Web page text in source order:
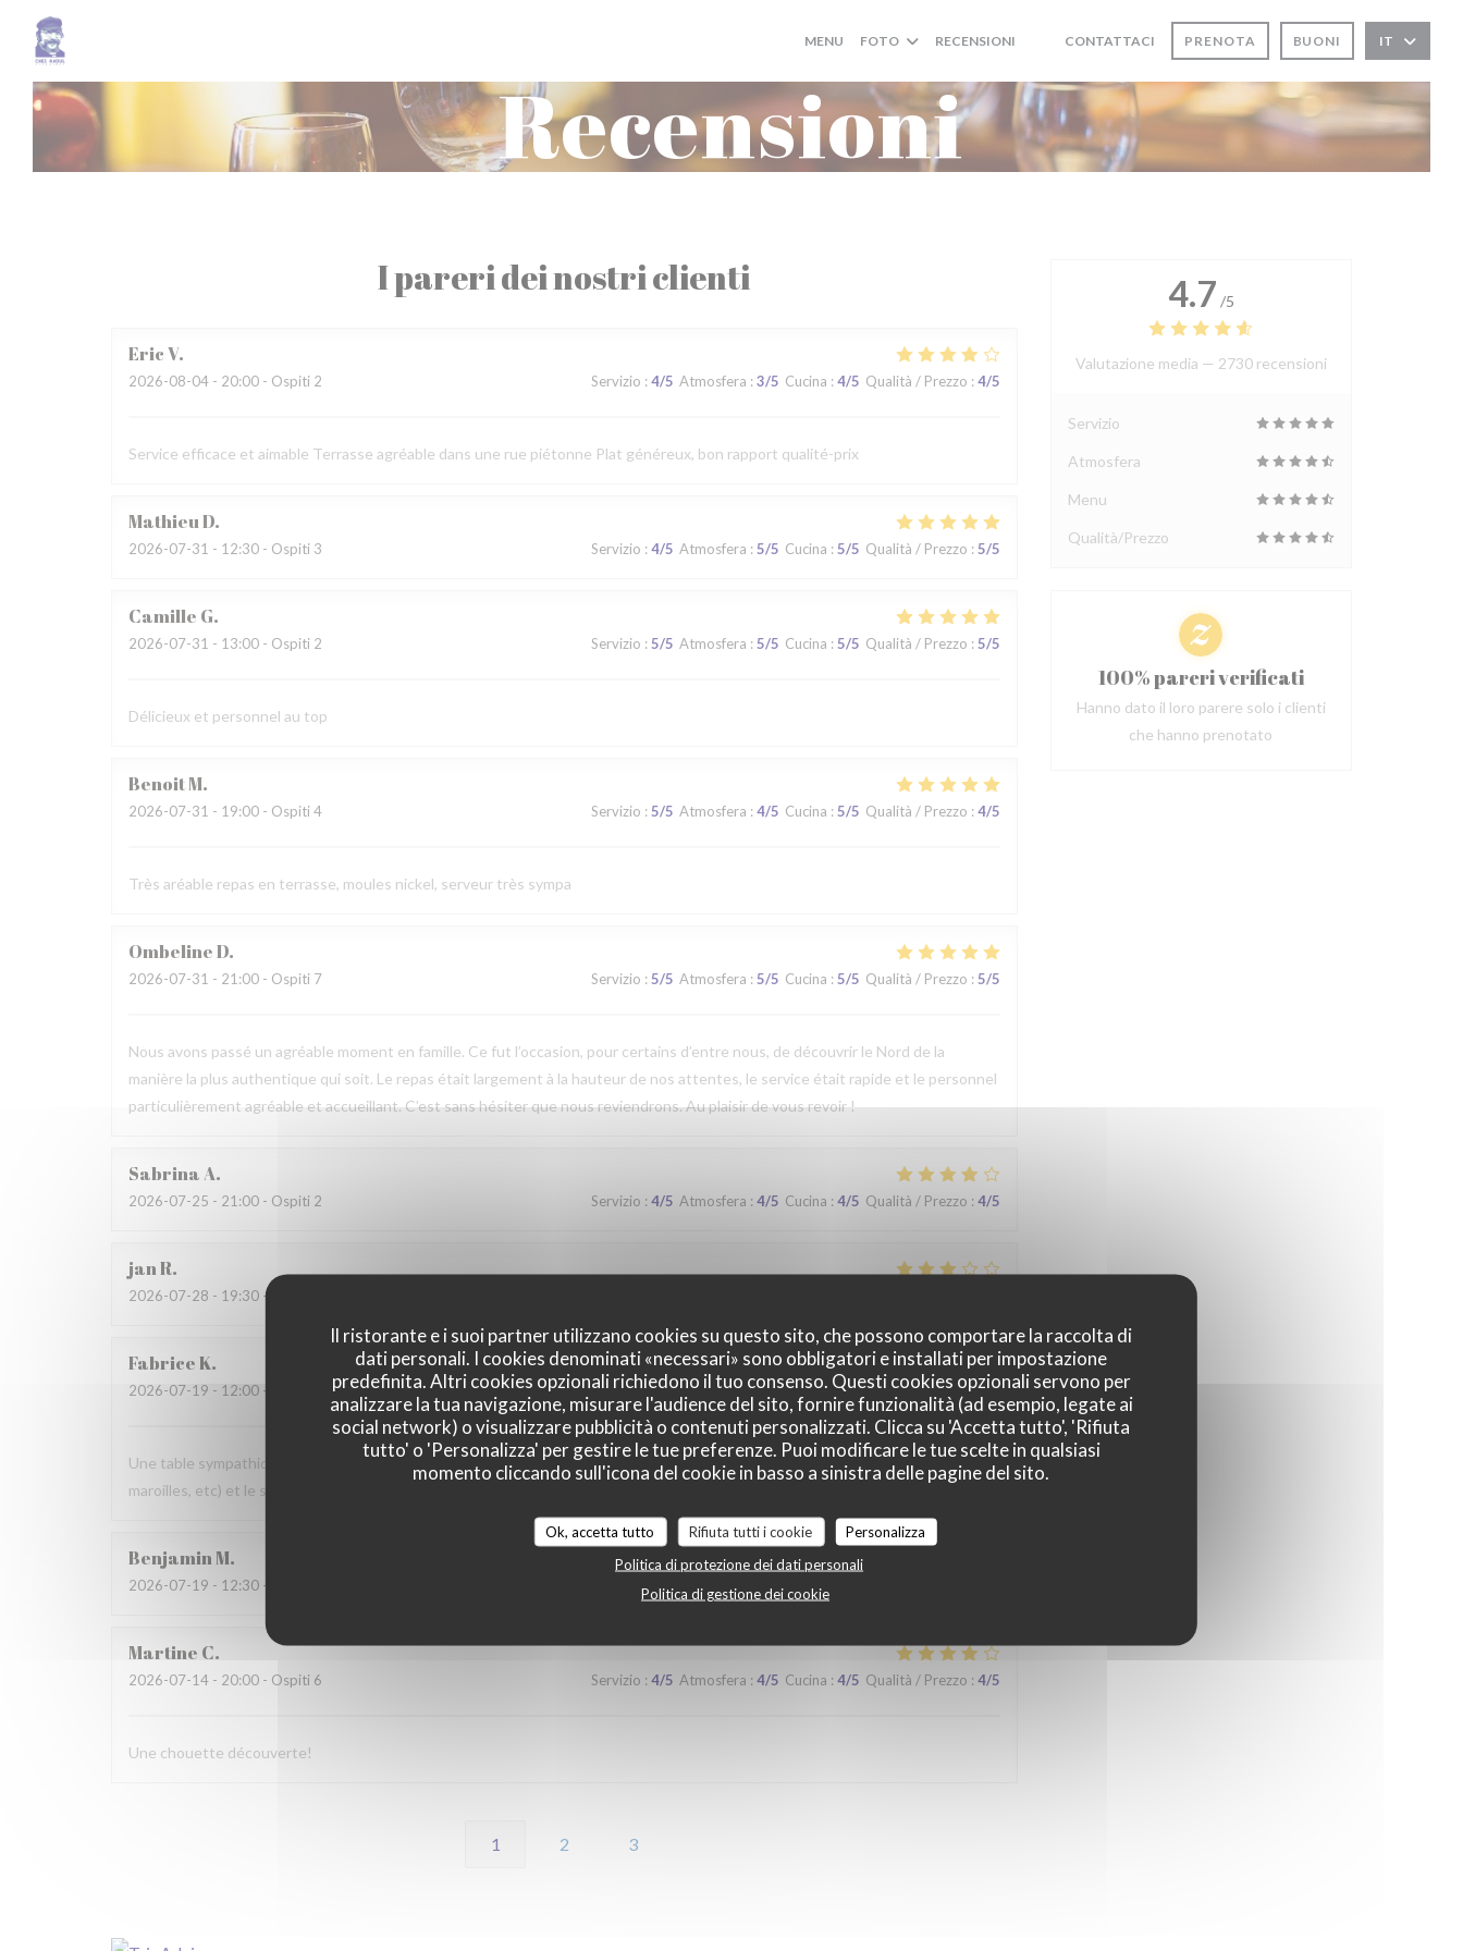
Personalizzazione delle tue scelte sui cookie
Il ristorante e i suoi partner utilizzano cookies su questo sito, che possono comportare la raccolta di
dati personali. I cookies denominati «necessari» sono obbligatori e installati per impostazione
predefinita. Altri cookies opzionali richiedono il tuo consenso. Questi cookies opzionali servono per
analizzare la tua navigazione, misurare l'audience del sito, fornire funzionalità (ad esempio, legate ai
social network) o visualizzare pubblicità o contenuti personalizzati. Clicca su 'Accetta tutto', 'Rifiuta
tutto' o 'Personalizza' per gestire le tue preferenze. Puoi modificare le tue scelte in qualsiasi
momento cliccando sull'icona del cookie in basso a sinistra delle pagine del sito.
Ok, accetta tutto Rifiuta tutti i cookie
Personalizza
Politica di protezione dei dati personali
Politica di gestione dei cookie
MENU FOTO RECENSIONI
((APRE UNA NUOVA FINESTRA))
((APRE UNA NUOVA FINESTRA))
CONTATTACI PRENOTA BUONI IT
Recensioni
I pareri dei nostri clienti
EricV
2026-08-04 - 20:00 - Ospiti 2 Servizio : 4/5 Atmosfera : 3/5 Cucina : 4/5 Qualità / Prezzo : 4/5
Service efficace et aimable Terrasse agréable dans une rue piétonne Plat généreux, bon rapport qualité-prix
MathieuD
2026-07-31 - 12:30 - Ospiti 3 Servizio : 4/5 Atmosfera : 5/5 Cucina : 5/5 Qualità / Prezzo : 5/5
Camille G
2026-07-31 - 13:00 - Ospiti 2 Servizio : 5/5 Atmosfera : 5/5 Cucina : 5/5 Qualità / Prezzo : 5/5
Délicieux et personnel au top
BenoitM
2026-07-31 - 19:00 - Ospiti 4 Servizio : 5/5 Atmosfera : 4/5 Cucina : 5/5 Qualità / Prezzo : 4/5
Très aréable repas en terrasse, moules nickel, serveur très sympa
OmbelineD
2026-07-31 - 21:00 - Ospiti 7 Servizio : 5/5 Atmosfera : 5/5 Cucina : 5/5 Qualità / Prezzo : 5/5
Nous avons passé un agréable moment en famille. Ce fut l’occasion, pour certains d’entre nous, de découvrir le Nord de la
manière la plus authentique qui soit. Le repas était largement à la hauteur de nos attentes, le service était rapide et le personnel
particulièrement agréable et accueillant. C’est sans hésiter que nous reviendrons. Au plaisir de vous revoir !
SabrinaA
2026-07-25 - 21:00 - Ospiti 2 Servizio : 4/5 Atmosfera : 4/5 Cucina : 4/5 Qualità / Prezzo : 4/5
janR
2026-07-28 - 19:30 - Ospiti 2
FabriceK
2026-07-19 - 12:00 - Ospiti 3 Servizio: 5/5 Atmosfera : 5/5 Cucina:4/5 Qualità / Prezzo:5/5
Une table sympathique avec son atmosphère authentique. Nous avons apprécié notre déjeuner (moule, carbonade, flamiche au
maroilles, etc) et le service. Pourquoi pas y retourner lors d'un prochaine passage à Lilles.
BenjaminM
2026-07-19 - 12:30 - Ospiti 2 : 5/5 Atmosfera /5 Cucina
Martine C
2026-07-14 - 20:00 - Ospiti 6 Servizio : 4/5 Atmosfera : 4/5 Cucina : 4/5 Qualità / Prezzo : 4/5
Une chouette découverte!
1 2 3
4.7 /5
Valutazione media — 2730 recensioni
Servizio
Atmosfera
Menu
Qualità/Prezzo
100% pareri verificati
Hanno dato il loro parere solo i clienti
che hanno prenotato